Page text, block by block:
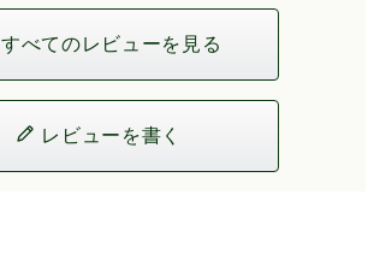
すべてのレビューを見る
レビューを書く